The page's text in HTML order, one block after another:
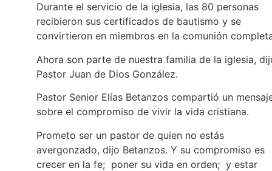
Durante el servicio de la iglesia, las 80 personas
recibieron sus certificados de bautismo y se
convirtieron en miembros en la comunión
Ahora son parte de nuestra familia de la iglesia,
Pastor Juan de Dios González.
Pastor Senior Elías Betanzos compartió un
sobre el compromiso de vivir la vida cristiana.
Prometo ser un pastor de quien no estás
avergonzado, dijo Betanzos. Y su compromiso es
crecer en la fe; poner su vida en orden; y estar